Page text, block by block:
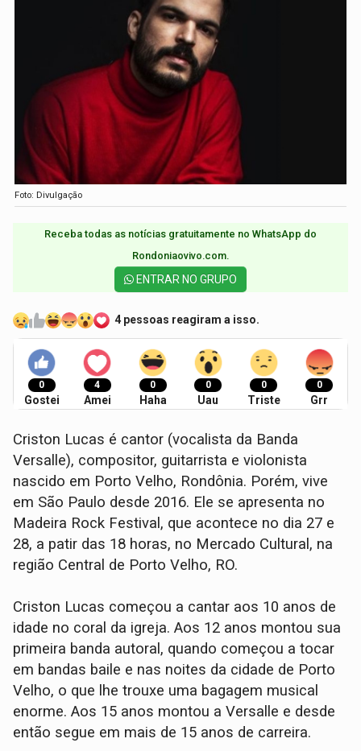
Foto: Divulgação
Receba todas as notícias gratuitamente no WhatsApp do
Rondoniaovivo.com.​
ENTRAR NO GRUPO
4 pessoas reagiram a isso.
0
Gostei
4
Amei
0
Haha
0
Uau
0
Triste
0
Grr
Criston Lucas é cantor (vocalista da Banda
Versalle), compositor, guitarrista e violonista
nascido em Porto Velho, Rondônia. Porém, vive
em São Paulo desde 2016. Ele se apresenta no
Madeira Rock Festival, que acontece no dia 27 e
28, a patir das 18 horas, no Mercado Cultural, na
região Central de Porto Velho, RO.
Criston Lucas começou a cantar aos 10 anos de
idade no coral da igreja. Aos 12 anos montou sua
primeira banda autoral, quando começou a tocar
em bandas baile e nas noites da cidade de Porto
Velho, o que lhe trouxe uma bagagem musical
enorme. Aos 15 anos montou a Versalle e desde
então segue em mais de 15 anos de carreira.